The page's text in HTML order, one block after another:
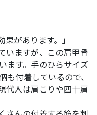
があります。」
いますが、この肩甲骨
ます。手のひらサイズ
も付着しているので、
代人は肩こりや四十肩